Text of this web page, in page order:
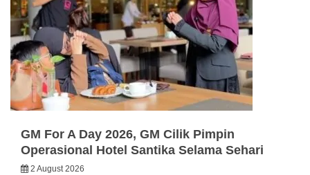
GM For A Day 2026, GM Cilik Pimpin
Operasional Hotel Santika Selama Sehari
2 August 2026